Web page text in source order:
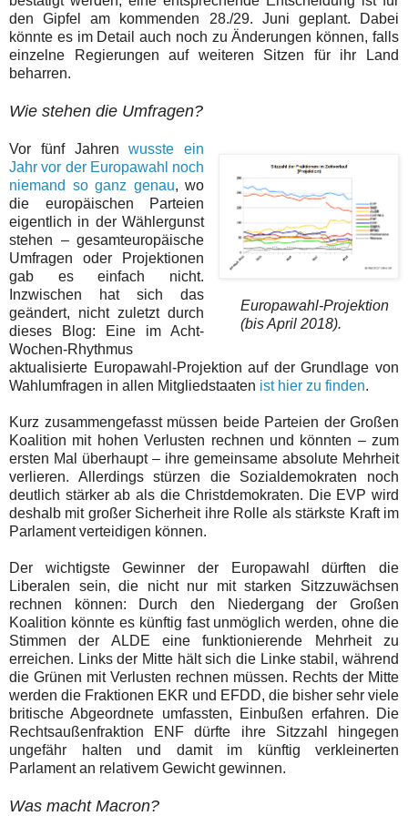
den Gipfel am kommenden 28./29. Juni geplant. Dabei
könnte es im Detail auch noch zu Änderungen können, falls
einzelne Regierungen auf weiteren Sitzen für ihr Land
beharren.
Wie stehen die Umfragen?
Europawahl-Projektion
(bis April 2018).
Vor fünf Jahrenwusste ein
Jahr vor der Europawahl noch
niemand so ganz genau, wo
die europäischen Parteien
eigentlich in der Wählergunst
stehen – gesamteuropäische
Umfragen oder Projektionen
gab es einfach nicht.
Inzwischen hat sich das
geändert, nicht zuletzt durch
dieses Blog: Eine im Acht-
Wochen-Rhythmus
aktualisierte Europawahl-Projektion auf der Grundlage von
Wahlumfragen in allen Mitgliedstaaten ist hier zu finden.
Kurz zusammengefasst müssen beide Parteien der Großen
Koalition mit hohen Verlusten rechnen und könnten – zum
ersten Mal überhaupt – ihre gemeinsame absolute Mehrheit
verlieren. Allerdings stürzen die Sozialdemokraten noch
deutlich stärker ab als die Christdemokraten. Die EVP wird
deshalb mit großer Sicherheit ihre Rolle als stärkste Kraft im
Parlament verteidigen können.
Der wichtigste Gewinner der Europawahl dürften die
Liberalen sein, die nicht nur mit starken Sitzzuwächsen
rechnen können: Durch den Niedergang der Großen
Koalition könnte es künftig fast unmöglich werden, ohne die
Stimmen der ALDE eine funktionierende Mehrheit zu
erreichen. Links der Mitte hält sich die Linke stabil, während
die Grünen mit Verlusten rechnen müssen. Rechts der Mitte
werden die Fraktionen EKR und EFDD, die bisher sehr viele
britische Abgeordnete umfassten, Einbußen erfahren. Die
Rechtsaußenfraktion ENF dürfte ihre Sitzzahl hingegen
ungefähr halten und damit im künftig verkleinerten
Parlament an relativem Gewicht gewinnen.
Was macht Macron?